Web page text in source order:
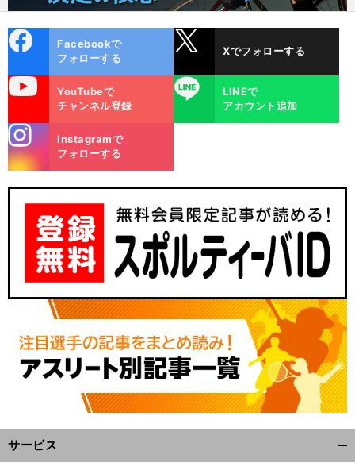
ok
Facebookで
フォローする
Xでフォローする
YouTubeで
チャンネル登録
LINE
LINEで
アカウント追加
m
Instagramで
フォローする
サービス